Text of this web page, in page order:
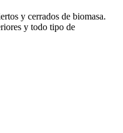
y cerrados de biomasa.
y todo tipo de